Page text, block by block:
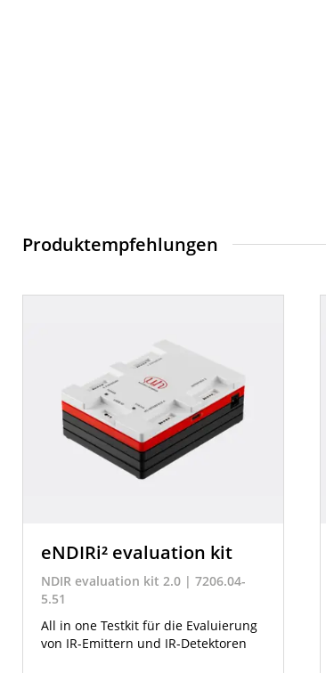
Produktempfehlungen
eNDIRi² evaluation kit
NDIR evaluation kit 2.0 | 7206.04-
5.51
All in one Testkit für die Evaluierung
von IR-Emittern und IR-Detektoren